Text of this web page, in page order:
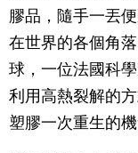
膠品，隨手一丟
在世界的各個角
球，一位法國科
利用高熱裂解的
塑膠一次重生的機